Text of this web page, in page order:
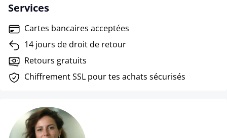
Services
Cartes bancaires acceptées
14 jours de droit de retour
Retours gratuits
Chiffrement SSL pour tes achats sécurisés